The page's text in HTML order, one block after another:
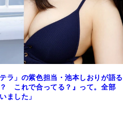
ラ」の紫色担当・池本しおりが語る
これで合ってる？』って。全部
ました」